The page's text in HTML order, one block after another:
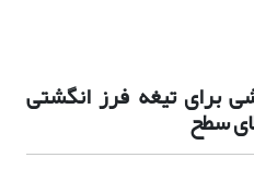
برای تیغه فرز انگشتی
سطح